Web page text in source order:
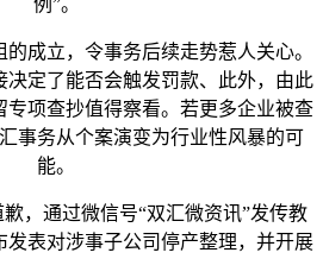
例”。
立，令事务后续走势惹人关心。
决定了能否会触发罚款、此外，由此
专项查抄值得察看。若更多企业被查
事务从个案演变为行业性风暴的可
能。
通过微信号“双汇微资讯”发传教
发表对涉事子公司停产整理，并开展